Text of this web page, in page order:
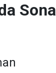
Sona